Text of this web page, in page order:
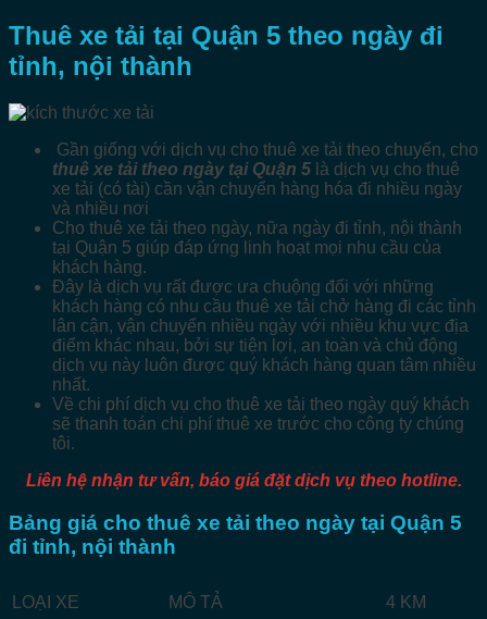
Thuê xe tải tại Quận 5 theo ngày đi
tỉnh, nội thành
Gần giống với dịch vụ cho thuê xe tải theo chuyến, cho
thuê xe tải theo ngày tại Quận 5 là dịch vụ cho thuê
xe tải (có tài) cần vận chuyển hàng hóa đi nhiều ngày
và nhiều nơi
Cho thuê xe tải theo ngày, nữa ngày đi tỉnh, nội thành
tại Quận 5 giúp đáp ứng linh hoạt mọi nhu cầu của
khách hàng.
Đây là dịch vụ rất được ưa chuộng đối với những
khách hàng có nhu cầu thuê xe tải chở hàng đi các tỉnh
lân cận, vận chuyển nhiều ngày với nhiều khu vực địa
điểm khác nhau, bởi sự tiện lợi, an toàn và chủ động
dịch vụ này luôn được quý khách hàng quan tâm nhiều
nhất.
Về chi phí dịch vụ cho thuê xe tải theo ngày quý khách
sẽ thanh toán chi phí thuê xe trước cho công ty chúng
tôi.
Liên hệ nhận tư vấn, báo giá đặt dịch vụ theo hotline.
Bảng giá cho thuê xe tải theo ngày tại Quận 5
đi tỉnh, nội thành
LOẠI XE MÔ TẢ 4 KM